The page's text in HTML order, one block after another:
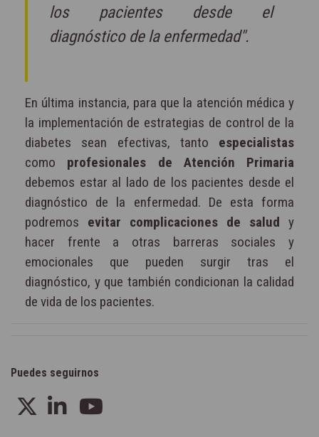
los pacientes desde el
diagnóstico de la enfermedad".
En última instancia, para que la atención médica y
la implementación de estrategias de control de la
diabetes sean efectivas, tanto especialistas
como profesionales de Atención Primaria
debemos estar al lado de los pacientes desde el
diagnóstico de la enfermedad. De esta forma
podremos evitar complicaciones de salud y
hacer frente a otras barreras sociales y
emocionales que pueden surgir tras el
diagnóstico, y que también condicionan la calidad
de vida de los pacientes.
Puedes seguirnos